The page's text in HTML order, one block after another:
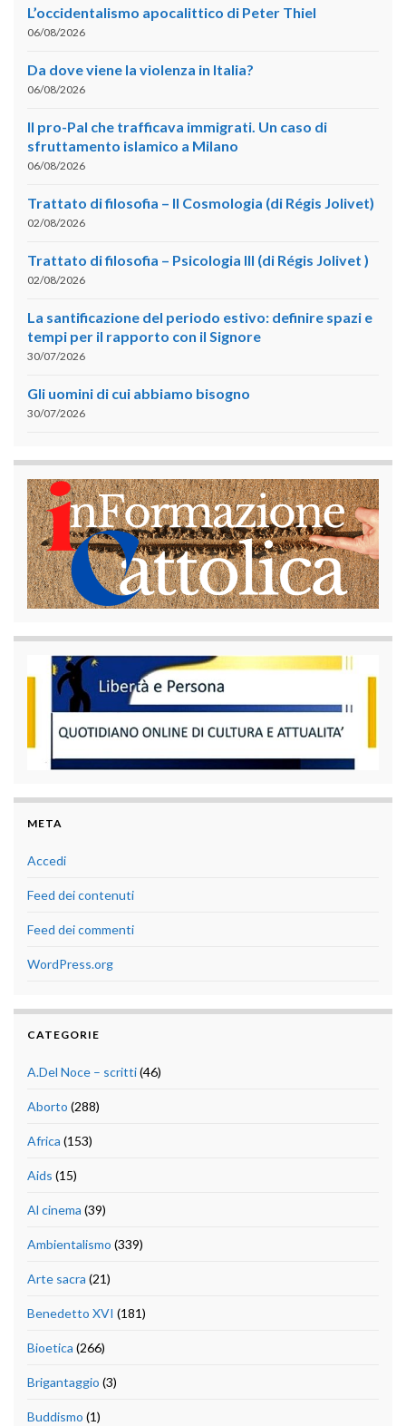
L’occidentalismo apocalittico di Peter Thiel
06/08/2026
Da dove viene la violenza in Italia?
06/08/2026
Il pro-Pal che trafficava immigrati. Un caso di
sfruttamento islamico a Milano
06/08/2026
Trattato di filosofia – II Cosmologia (di Régis Jolivet)
02/08/2026
Trattato di filosofia – Psicologia III (di Régis Jolivet )
02/08/2026
La santificazione del periodo estivo: definire spazi e
tempi per il rapporto con il Signore
30/07/2026
Gli uomini di cui abbiamo bisogno
30/07/2026
META
Accedi
Feed dei contenuti
Feed dei commenti
WordPress.org
CATEGORIE
A.Del Noce – scritti(46)
Aborto (288)
Africa (153)
Aids (15)
Al cinema (39)
Ambientalismo (339)
Arte sacra (21)
Benedetto XVI (181)
Bioetica (266)
Brigantaggio (3)
Buddismo (1)